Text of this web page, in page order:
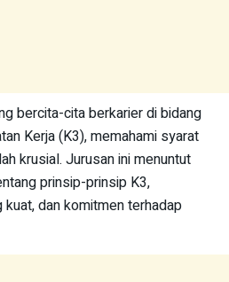
bercita-cita berkarier di bidang
Kerja (K3), memahami syarat
krusial. Jurusan ini menuntut
prinsip-prinsip K3,
dan komitmen terhadap